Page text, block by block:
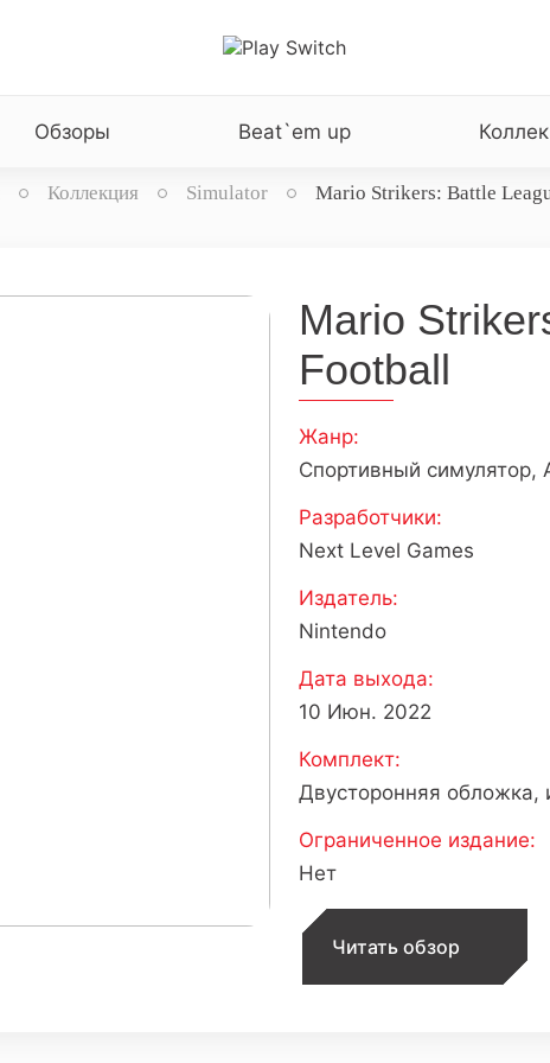
Обзоры Beat`em up
Коллекция Simulator Mario Strikers: Battle
Mario
Football
Жанр:
Спортивный симулятор,
Разработчики:
Next Level Games
Издатель:
Nintendo
Дата выхода:
10 Июн. 2022
Комплект:
Двусторонняя обложка,
Ограниченное издание:
Нет
Читать обзор